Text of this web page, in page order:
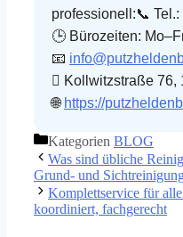
professionell:📞 Tel.:
🕒 Bürozeiten:
📧
 Kollwitzstraße 76,
🌐 https://
Kategorien BLOG
Was sind übliche
Grund- und
Komplettservice für
koordiniert, fachgerecht